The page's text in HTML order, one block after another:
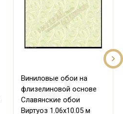
Виниловые обои на
флизелиновой основе
Славянские обои
Виртуоз 1.06х10.05 м